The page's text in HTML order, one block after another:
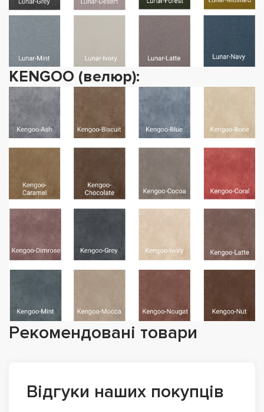
KENGOO (велюр):
Рекомендовані товари
Відгуки наших покупців